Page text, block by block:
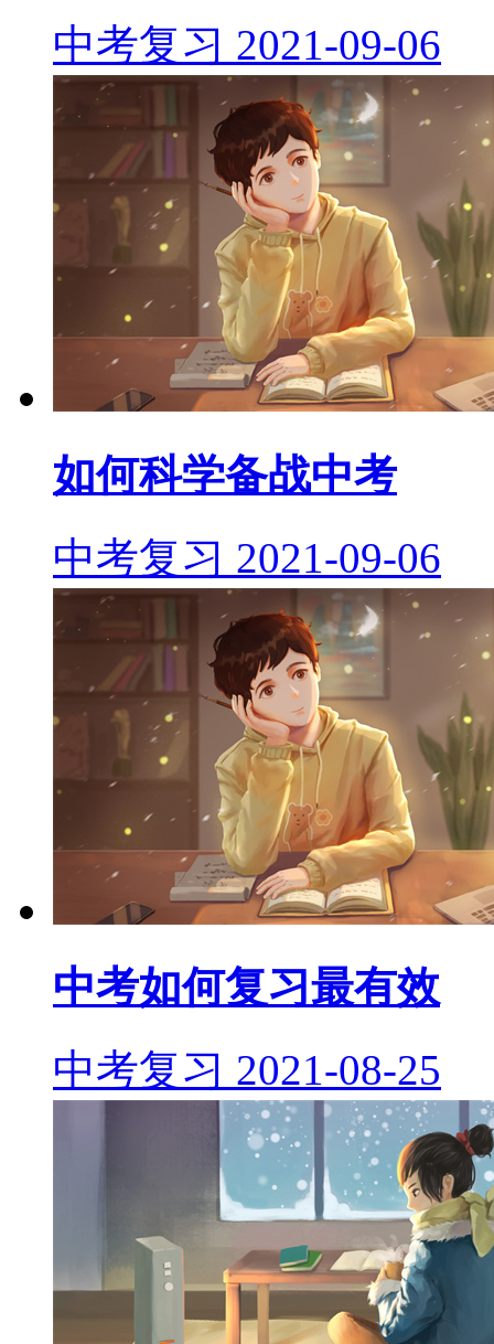
中考复习 2021-09-06
如何科学备战中考
中考复习 2021-09-06
中考如何复习最有效
中考复习 2021-08-25